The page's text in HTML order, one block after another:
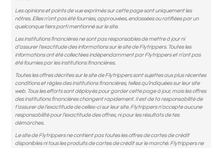
Les opinions et points de vue exprimés sur cette page sont uniquement les
nôtres. Elles n’ont pas été fournies, approuvées, endossées ou ratifiées par un
quelconque tiers parti mentionné sur le site.
Les institutions financières ne sont pas responsables de mettre à jour ni
d’assurer l’exactitude des informations sur le site de Flytrippers. Toutes les
informations ont été collectées indépendamment par Flytrippers et n’ont pas
été fournies par les institutions financières.
Toutes les offres décrites sur le site de Flytrippers sont sujettes aux plus récentes
conditions et règles des institutions financières, telles qu’indiquées sur leur site
web. Tous les efforts sont déployés pour garder cette page à jour, mais les offres
des institutions financières changent rapidement. Il est de ta responsabilité de
t’assurer de l’exactitude de celles-ci sur leur site. Flytrippers n’accepte aucune
responsabilité pour l’exactitude des offres, ni pour les résultats de tes
démarches.
Le site de Flytrippers ne contient pas toutes les offres de cartes de crédit
disponibles ni tous les produits de cartes de crédit sur le marché. Flytrippers ne